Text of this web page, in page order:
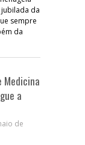
da
sempre
da
Medicina
a
de